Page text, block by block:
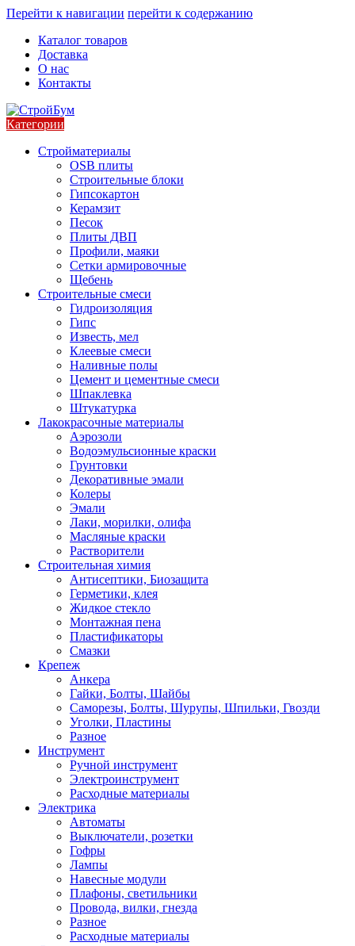
Перейти к навигации перейти к содержанию
Каталог товаров
Доставка
О нас
Контакты
Категории
Стройматериалы
OSB плиты
Строительные блоки
Гипсокартон
Керамзит
Песок
Плиты ДВП
Профили, маяки
Сетки армировочные
Щебень
Строительные смеси
Гидроизоляция
Гипс
Известь, мел
Клеевые смеси
Наливные полы
Цемент и цементные смеси
Шпаклевка
Штукатурка
Лакокрасочные материалы
Аэрозоли
Водоэмульсионные краски
Грунтовки
Декоративные эмали
Колеры
Эмали
Лаки, морилки, олифа
Масляные краски
Растворители
Строительная химия
Антисептики, Биозащита
Герметики, клея
Жидкое стекло
Монтажная пена
Пластификаторы
Смазки
Крепеж
Анкера
Гайки, Болты, Шайбы
Саморезы, Болты, Шурупы, Шпильки, Гвозди
Уголки, Пластины
Разное
Инструмент
Ручной инструмент
Электроинструмент
Расходные материалы
Электрика
Автоматы
Выключатели, розетки
Гофры
Лампы
Навесные модули
Плафоны, светильники
Провода, вилки, гнезда
Разное
Расходные материалы